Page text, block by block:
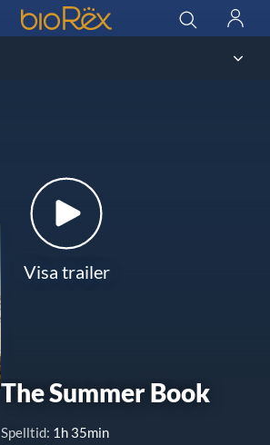
BioRex Cinemas Sök
Logga
Visa trailer
The Summer Book
Spelltid: 1h 35min